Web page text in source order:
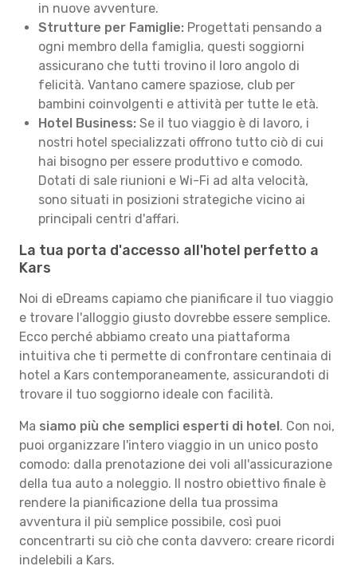
in nuove avventure.
Strutture per Famiglie: Progettati pensando a
ogni membro della famiglia, questi soggiorni
assicurano che tutti trovino il loro angolo di
felicità. Vantano camere spaziose, club per
bambini coinvolgenti e attività per tutte le età.
Hotel Business: Se il tuo viaggio è di lavoro, i
nostri hotel specializzati offrono tutto ciò di cui
hai bisogno per essere produttivo e comodo.
Dotati di sale riunioni e Wi-Fi ad alta velocità,
sono situati in posizioni strategiche vicino ai
principali centri d'affari.
La tua porta d'accesso all'hotel perfetto a
Kars
Noi di eDreams capiamo che pianificare il tuo viaggio
e trovare l'alloggio giusto dovrebbe essere semplice.
Ecco perché abbiamo creato una piattaforma
intuitiva che ti permette di confrontare centinaia di
hotel a Kars contemporaneamente, assicurandoti di
trovare il tuo soggiorno ideale con facilità.
Ma siamo più che semplici esperti di hotel. Con noi,
puoi organizzare l'intero viaggio in un unico posto
comodo: dalla prenotazione dei voli all'assicurazione
della tua auto a noleggio. Il nostro obiettivo finale è
rendere la pianificazione della tua prossima
avventura il più semplice possibile, così puoi
concentrarti su ciò che conta davvero: creare ricordi
indelebili a Kars.